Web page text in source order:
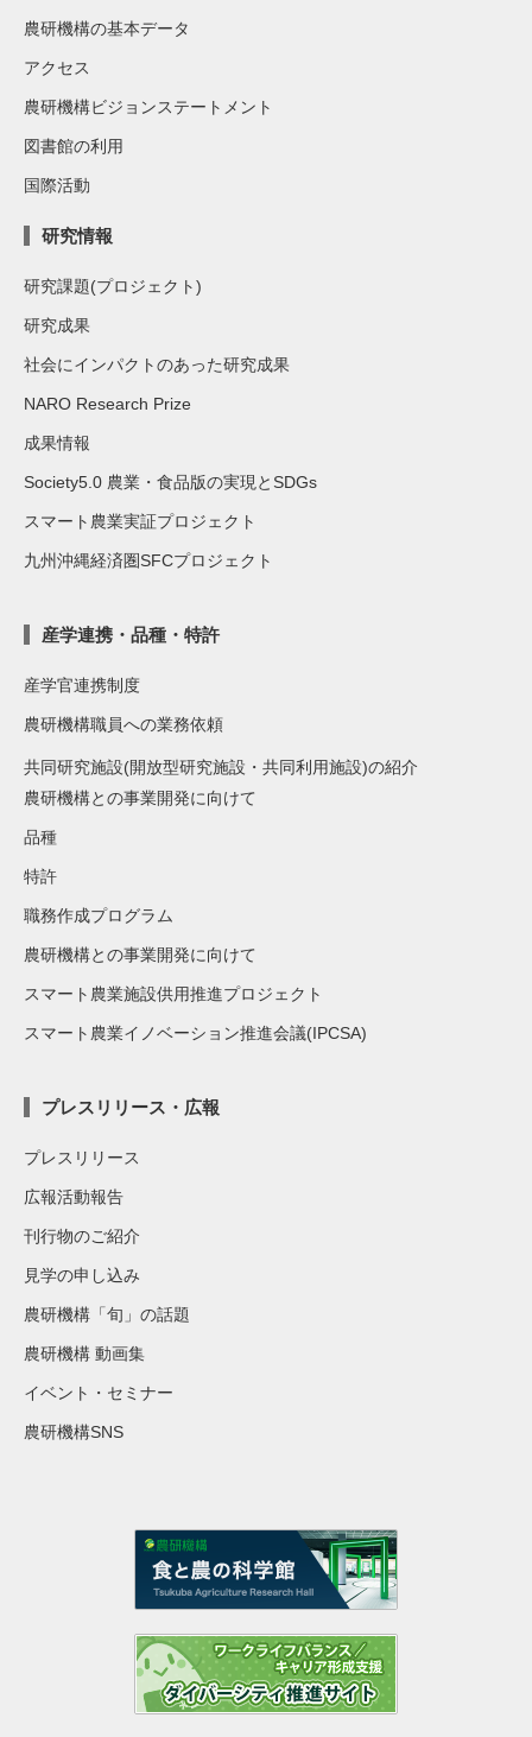
農研機構の基本データ
アクセス
農研機構ビジョンステートメント
図書館の利用
国際活動
研究情報
研究課題(プロジェクト)
研究成果
社会にインパクトのあった研究成果
NARO Research Prize
成果情報
Society5.0 農業・食品版の実現とSDGs
スマート農業実証プロジェクト
九州沖縄経済圏SFCプロジェクト
産学連携・品種・特許
産学官連携制度
農研機構職員への業務依頼
共同研究施設(開放型研究施設・共同利用施設)の紹介
農研機構との事業開発に向けて
品種
特許
職務作成プログラム
農研機構との事業開発に向けて
スマート農業施設供用推進プロジェクト
スマート農業イノベーション推進会議(IPCSA)
プレスリリース・広報
プレスリリース
広報活動報告
刊行物のご紹介
見学の申し込み
農研機構「旬」の話題
農研機構 動画集
イベント・セミナー
農研機構SNS